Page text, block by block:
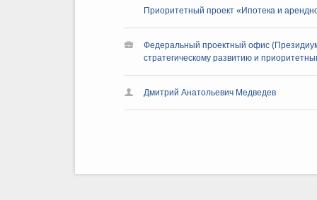
Приоритетный проект «Ипотека и
Федеральный проектный офис
стратегическому развитию и
Дмитрий Анатольевич Медведев